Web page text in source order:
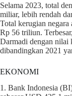
Selama 2023, total
miliar, lebih rendah
Total kerugian negara
Rp 56 triliun.
Darmadi dengan nilai
dibandingkan 2021
EKONOMI
1. Bank Indonesia